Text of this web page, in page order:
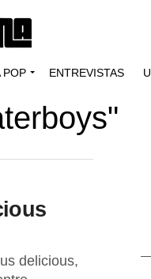
POP ENTREVISTAS
delicious,